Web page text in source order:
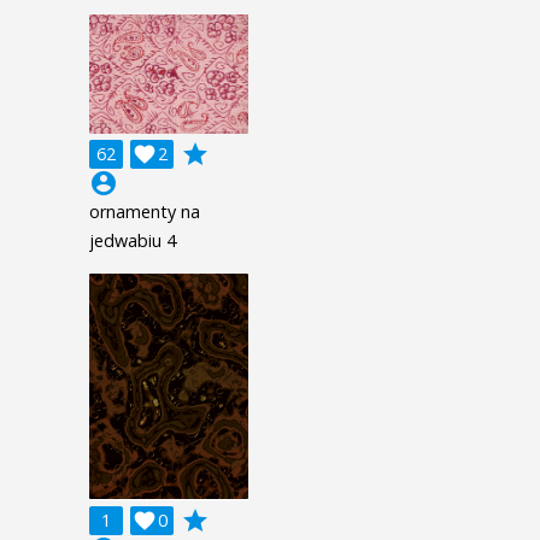
62 2

grade
account_circle
ornamenty na
jedwabiu 4
1 0

grade